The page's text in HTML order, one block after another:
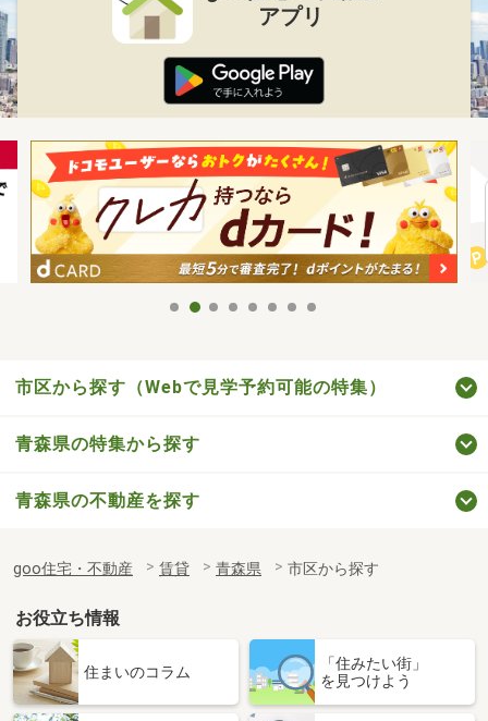
アプリ
市区から探す（Webで見学予約可能の特集）
青森県の特集から探す
青森県の不動産を探す
goo住宅・不動産 賃貸 青森県 市区から探す
お役立ち情報
住まいのコラム
「住みたい街」
を見つけよう